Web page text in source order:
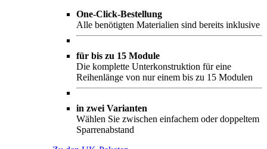
One-Click-Bestellung
Alle benötigten Materialien sind bereits inklusive
für bis zu 15 Module
Die komplette Unterkonstruktion für eine
Reihenlänge von nur einem bis zu 15 Modulen
in zwei Varianten
Wählen Sie zwischen einfachem oder doppeltem
Sparrenabstand